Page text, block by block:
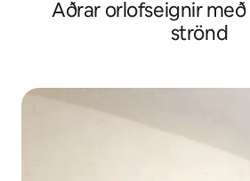
Aðrar orlofseignir
strönd